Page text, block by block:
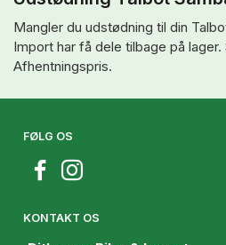
Mangler du udstødning til din
Import har få dele tilbage på
Afhentningspris.
FØLG OS
KONTAKT OS